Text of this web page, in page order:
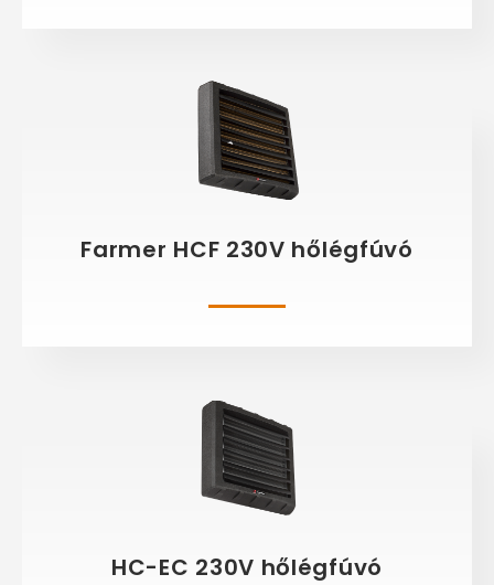
Farmer HCF 230V hőlégfúvó
HC-EC 230V hőlégfúvó